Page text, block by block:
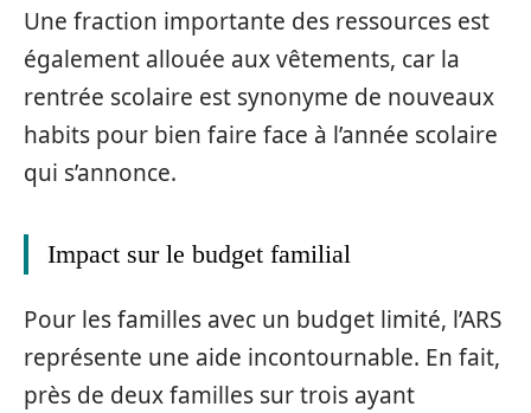
Une fraction importante des ressources est
également allouée aux vêtements, car la
rentrée scolaire est synonyme de nouveaux
habits pour bien faire face à l’année scolaire
qui s’annonce.
Impact sur le budget familial
Pour les familles avec un budget limité, l’ARS
représente une aide incontournable. En fait,
près de deux familles sur trois ayant